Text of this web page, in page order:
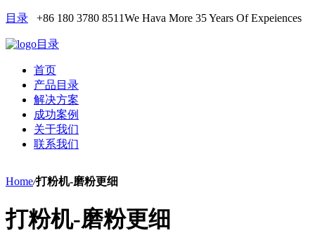
目录 +86 180 3780 8511We Hava More 35 Years Of Expeiences
目录
首页
产品目录
解决方案
成功案例
关于我们
联系我们
Home/打粉机-磨粉更细
打粉机-磨粉更细